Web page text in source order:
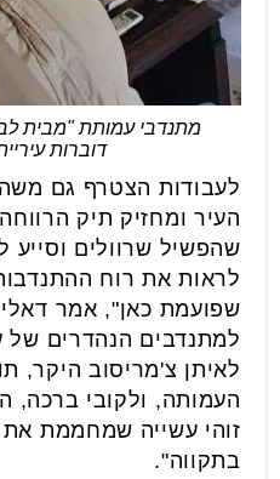
מתנדבי עמותת "מבית
דוברות
לעבודות הצטרף גם
העיר ומחזיק תיק
שהפשיל שרוולים
לראות את רוח
שפועמת כאן", אמר
למתנדבים הנהדרים
לאיתן צ'מריסוב היקר,
העמותה, ולקובי ברכה,
זוהי עשייה שמחממת
בתקווה".